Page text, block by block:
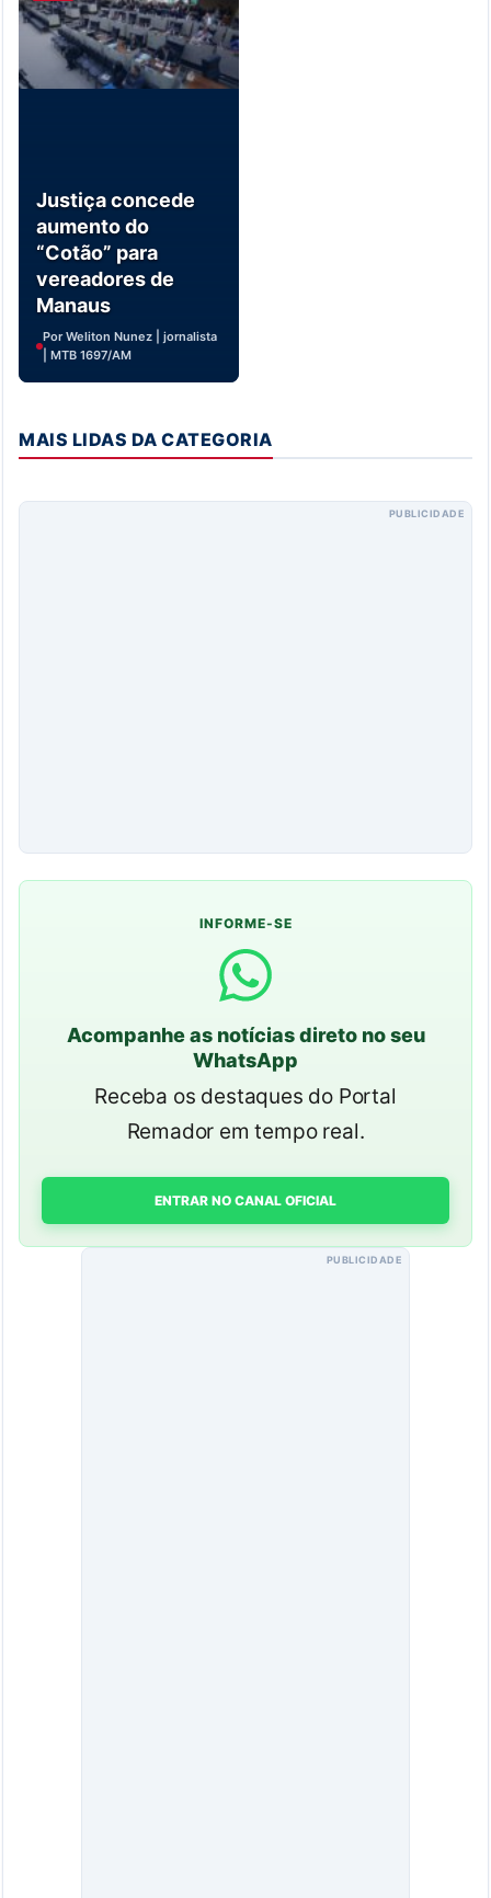
Justiça concede
aumento do
“Cotão” para
vereadores de
Manaus
Por Weliton Nunez | jornalista
| MTB 1697/AM
MAIS LIDAS DA CATEGORIA
PUBLICIDADE
INFORME-SE
Acompanhe as notícias direto no seu
WhatsApp
Receba os destaques do Portal
Remador em tempo real.
ENTRAR NO CANAL OFICIAL
PUBLICIDADE